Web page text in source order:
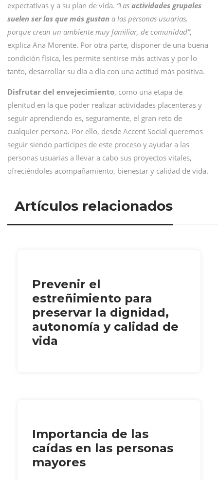
expectativas y a su plan de vida. “Las actividades grupales
suelen ser las que más gustan a las personas usuarias,
porque crean un ambiente muy familiar, de comunidad”,
explica Ana Morente. Por otra parte, disponer de una buena
condición física, les permite sentirse más activas y por lo
tanto, desarrollar su día a día con una actitud más positiva.
Disfrutar del envejecimiento, como una etapa de
plenitud en la que poder realizar actividades placenteras y
seguir aprendiendo es, seguramente, el gran reto de
cualquier persona. Por ello, desde Accent Social queremos
seguir siendo partícipes de este proceso y ayudar a las
personas usuarias a llevar a cabo sus proyectos vitales,
ofreciéndoles acompañamiento, bienestar y calidad de vida.
Artículos relacionados
Prevenir el
estreñimiento para
preservar la dignidad,
autonomía y calidad de
vida
Importancia de las
caídas en las personas
mayores